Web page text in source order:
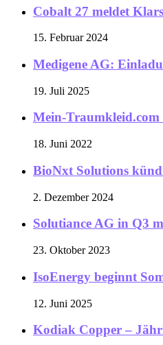
Cobalt 27 meldet
15. Februar 2024
Medigene AG:
19. Juli 2025
Mein-
18. Juni 2022
BioNxt Solutions
2. Dezember 2024
Solutiance AG in Q3
23. Oktober 2023
IsoEnergy beginnt
12. Juni 2025
Kodiak Copper –